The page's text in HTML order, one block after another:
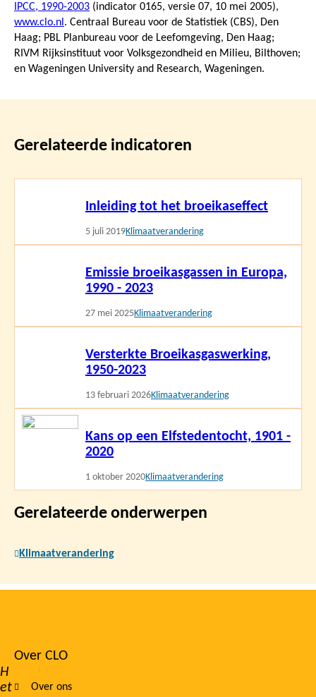
IPCC, 1990-2003 (indicator 0165, versie 07, 10 mei 2005),
www.clo.nl . Centraal Bureau voor de Statistiek (CBS), Den
Haag; PBL Planbureau voor de Leefomgeving, Den Haag;
RIVM Rijksinstituut voor Volksgezondheid en Milieu, Bilthoven;
en Wageningen University and Research, Wageningen.
Gerelateerde indicatoren
Inleiding tot het broeikaseffect
5 juli 2019Klimaatverandering
Emissie broeikasgassen in Europa,
1990 - 2023
27 mei 2025Klimaatverandering
Versterkte Broeikasgaswerking,
1950-2023
13 februari 2026Klimaatverandering
Kans op een Elfstedentocht, 1901 -
2020
1 oktober 2020Klimaatverandering
Lees
Gerelateerde onderwerpen
Klimaatverandering
H
et
Footer
Over CLO
Over ons